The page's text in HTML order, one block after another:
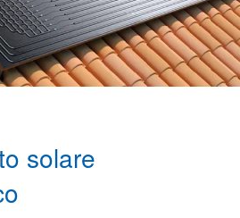
solare